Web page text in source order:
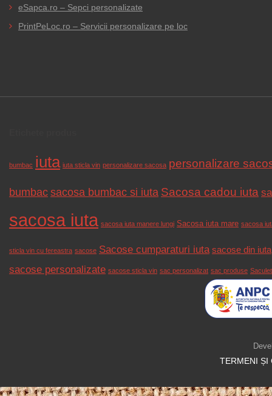
eSapca.ro – Sepci personalizate
PrintPeLoc.ro – Servicii personalizare pe loc
bumbac iuta iuta sticla vin personalizare sacosa personalizare
bumbac sacosa bumbac si iuta Sacosa cadou iuta
sacosa iuta sacosa iuta manere lungi Sacosa iuta mare sacosa
sticla vin cu fereastra sacose Sacose cumparaturi iuta sacose din iuta
sacose personalizate sacose sticla vin sac personalizat sac produse
TERMENI ȘI